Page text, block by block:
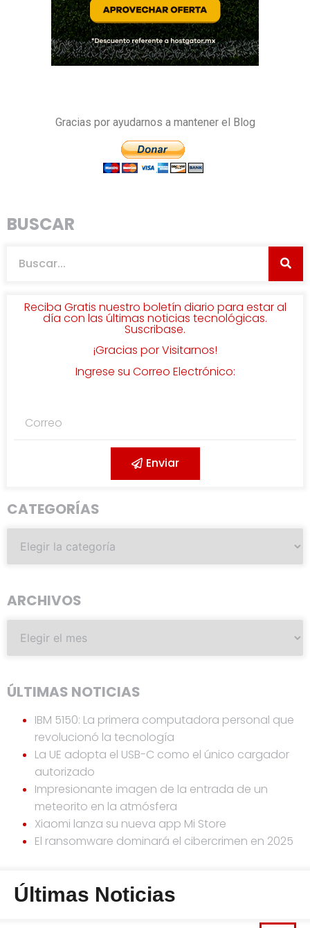
Gracias por ayudarnos a mantener el Blog
BUSCAR
Reciba Gratis nuestro boletín diario para estar al
día con las últimas noticias tecnológicas.
Suscribase.
¡Gracias por Visitarnos!
Ingrese su Correo Electrónico:
Enviar
CATEGORÍAS
ARCHIVOS
ÚLTIMAS NOTICIAS
IBM 5150: La primera computadora personal que
revolucionó la tecnología
La UE adopta el USB-C como el único cargador
autorizado
Impresionante imagen de la entrada de un
meteorito en la atmósfera
Xiaomi lanza su nueva app Mi Store
El ransomware dominará el cibercrimen en 2025
Últimas Noticias